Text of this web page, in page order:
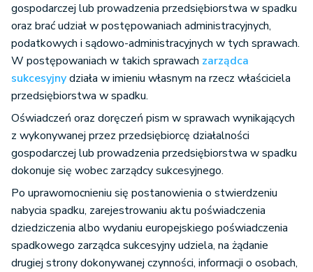
gospodarczej lub prowadzenia przedsiębiorstwa w spadku
oraz brać udział w postępowaniach administracyjnych,
podatkowych i sądowo-administracyjnych w tych sprawach.
W postępowaniach w takich sprawach zarządca
sukcesyjnydziała w imieniu własnym na rzecz właściciela
przedsiębiorstwa w spadku.
Oświadczeń oraz doręczeń pism w sprawach wynikających
z wykonywanej przez przedsiębiorcę działalności
gospodarczej lub prowadzenia przedsiębiorstwa w spadku
dokonuje się wobec zarządcy sukcesyjnego.
Po uprawomocnieniu się postanowienia o stwierdzeniu
nabycia spadku, zarejestrowaniu aktu poświadczenia
dziedziczenia albo wydaniu europejskiego poświadczenia
spadkowego zarządca sukcesyjny udziela, na żądanie
drugiej strony dokonywanej czynności, informacji o osobach,